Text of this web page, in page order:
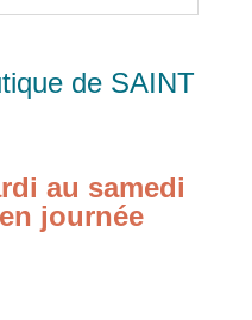
de SAINT
au samedi
journée